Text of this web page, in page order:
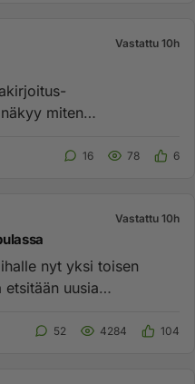
Vastattu 10h
16 78 6
Vastattu 10h
nyt yksi toisen
etsitään uusia
52 4284 104